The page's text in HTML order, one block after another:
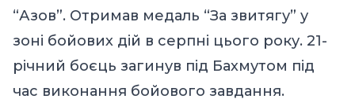
“Азов”. Отримав медаль “За звитягу” у
зоні бойових дій в серпні цього року. 21-
річний боєць загинув під Бахмутом під
час виконання бойового завдання.